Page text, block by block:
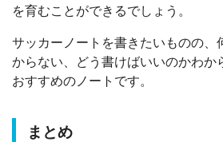
を育むことができるでしょう。
サッカーノートを書きたいものの、
からない、どう書けばいいのかわか
おすすめのノートです。
まとめ